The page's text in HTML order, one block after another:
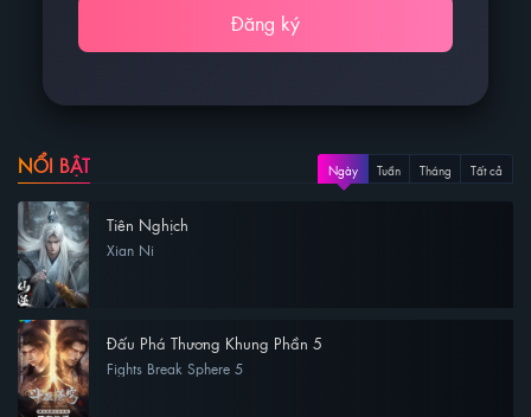
Đăng ký
NỔI BẬT Ngày Tuần Tháng Tất cả
Tiên Nghịch
Xian Ni
Đấu Phá Thương Khung Phần 5
Fights Break Sphere 5